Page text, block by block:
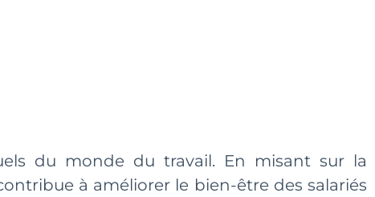
du monde du travail. En misant sur la
à améliorer le bien-être des salariés